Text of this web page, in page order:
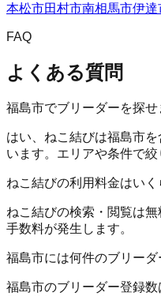
本松市田村市南相馬市伊達
FAQ
よくある質問
福島市でブリーダーを探せ
はい、ねこ結びは福島市
います。エリアや条件で絞
ねこ結びの利用料金はいく
ねこ結びの検索・閲覧は
手数料が発生します。
福島市には何件のブリー
福島市のブリーダー登録